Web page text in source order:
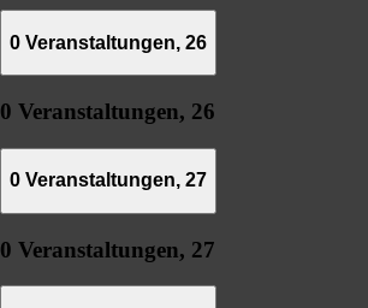
0 Veranstaltungen, 26
0 Veranstaltungen, 26
0 Veranstaltungen, 27
0 Veranstaltungen, 27